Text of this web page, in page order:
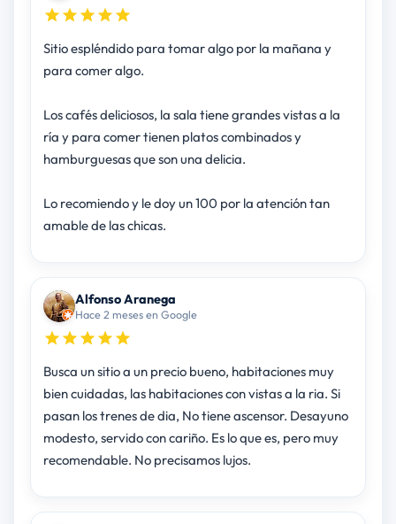
Sitio espléndido para tomar algo por la mañana y
para comer algo.
Los cafés deliciosos, la sala tiene grandes vistas a la
ría y para comer tienen platos combinados y
hamburguesas que son una delicia.
Lo recomiendo y le doy un 100 por la atención tan
amable de las chicas.
Alfonso Aranega
Hace 2 meses en Google
Busca un sitio a un precio bueno, habitaciones muy
bien cuidadas, las habitaciones con vistas a la ria. Si
pasan los trenes de dia, No tiene ascensor. Desayuno
modesto, servido con cariño. Es lo que es, pero muy
recomendable. No precisamos lujos.